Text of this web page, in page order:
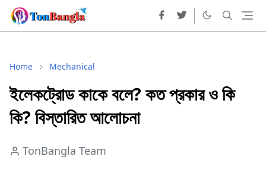
Home Mechanical
ইলেকট্রোড কাকে বলে? কত প্রকার ও কি
কি? বিস্তারিত আলোচনা
TonBangla Team